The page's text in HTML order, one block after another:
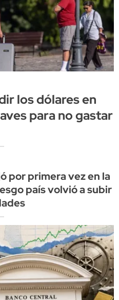
los dólares en
para no gastar
por primera vez en la
país volvió a subir